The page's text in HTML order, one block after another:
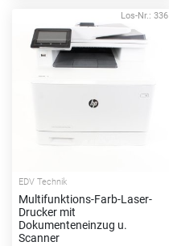
Los-Nr.: 336
EDV Technik
Multifunktions-Farb-Laser-
Drucker mit
Dokumenteneinzug u.
Scanner